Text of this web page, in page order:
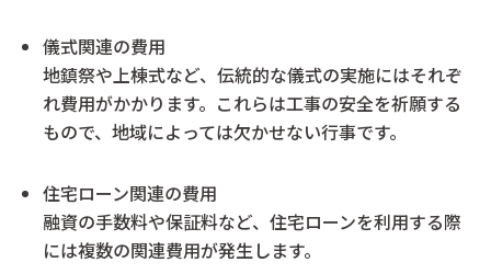
儀式関連の費用
地鎮祭や上棟式など、伝統的な儀式の実施にはそれぞ
れ費用がかかります。これらは工事の安全を祈願する
もので、地域によっては欠かせない行事です。
住宅ローン関連の費用
融資の手数料や保証料など、住宅ローンを利用する際
には複数の関連費用が発生します。